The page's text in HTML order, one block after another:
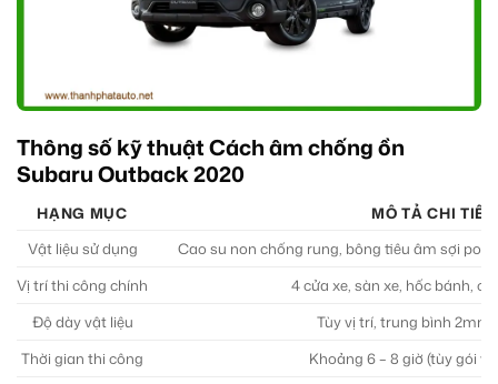
Thông số kỹ thuật Cách âm chống ồn
Subaru Outback 2020
HẠNG MỤC
MÔ TẢ CHI TIẾT
Vật liệu sử dụng
Cao su non chống rung, bông tiêu âm sợi
Vị trí thi công chính
4 cửa xe, sàn xe, hốc bánh,
Độ dày vật liệu
Tùy vị trí, trung bình 2mm
Thời gian thi công
Khoảng 6 – 8 giờ (tùy gói